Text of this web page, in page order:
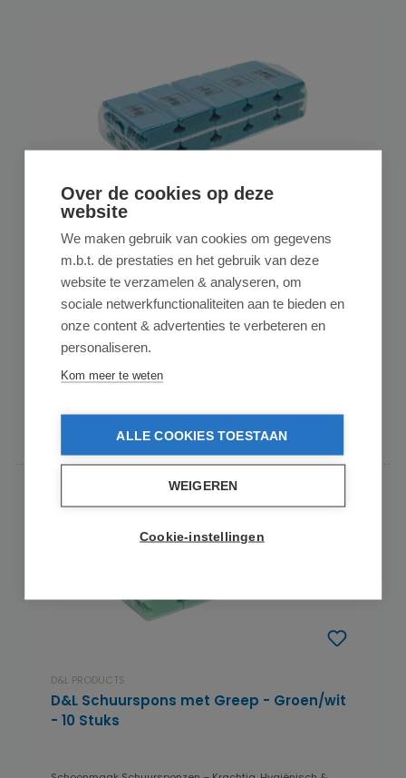
D&L Schuurspons met Greep - Blauw/wit
- 10 Stuks
Schoonmaak Schuursponzen – Krachtig, Hygiënisch &
Duurzaam - 10 Stuks Onze schoonmaak schuurspo...
€ 5,95
In de winkelmand
D&L PRODUCTS
D&L Schuurspons met Greep - Groen/wit
- 10 Stuks
Over de cookies op deze
website
We maken gebruik van cookies om gegevens
m.b.t. de prestaties en het gebruik van deze
website te verzamelen & analyseren, om
sociale netwerkfunctionaliteiten aan te bieden en
onze content & advertenties te verbeteren en
personaliseren.
Kom meer te weten
ALLE COOKIES TOESTAAN
WEIGEREN
Cookie-instellingen